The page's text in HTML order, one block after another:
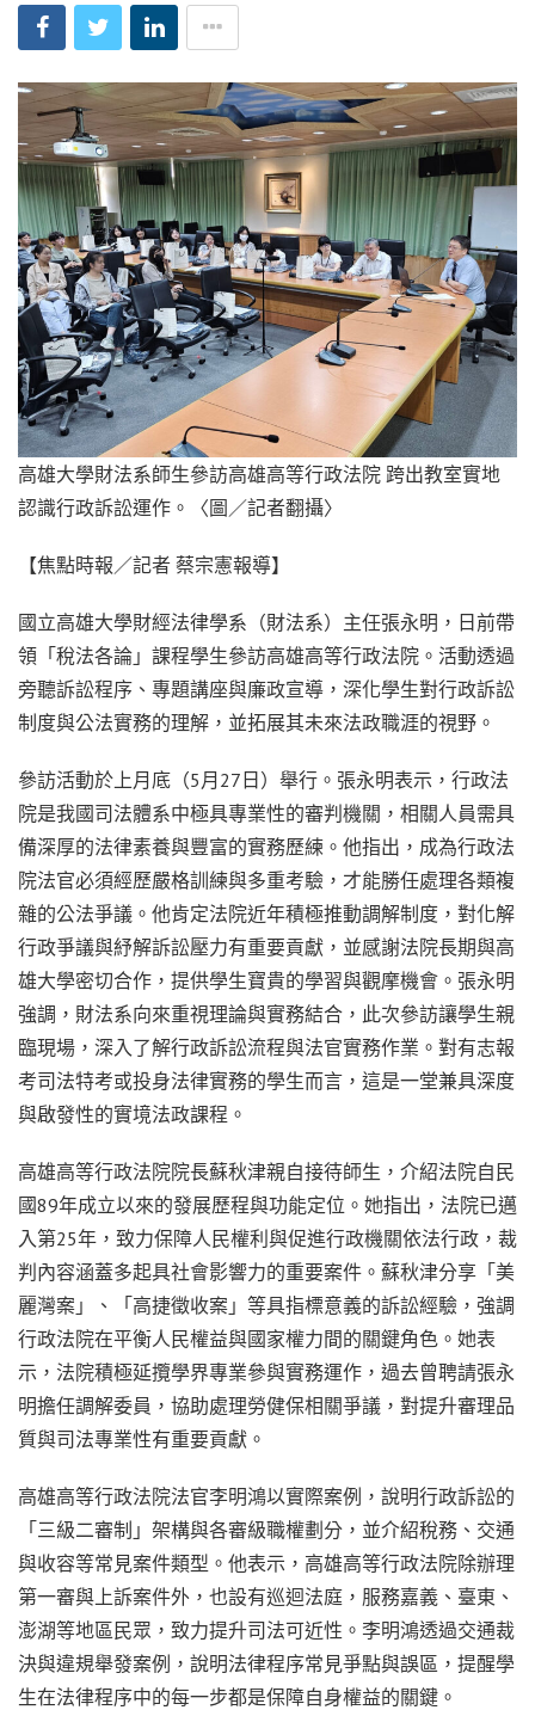
高雄大學財法系師生參訪高雄高等行政法院 跨出教室實地
認識行政訴訟運作。〈圖／記者翻攝〉
【焦點時報／記者 蔡宗憲報導】
國立高雄大學財經法律學系（財法系）主任張永明，日前帶
領「稅法各論」課程學生參訪高雄高等行政法院。活動透過
旁聽訴訟程序、專題講座與廉政宣導，深化學生對行政訴訟
制度與公法實務的理解，並拓展其未來法政職涯的視野。
參訪活動於上月底（5月27日）舉行。張永明表示，行政法
院是我國司法體系中極具專業性的審判機關，相關人員需具
備深厚的法律素養與豐富的實務歷練。他指出，成為行政法
院法官必須經歷嚴格訓練與多重考驗，才能勝任處理各類複
雜的公法爭議。他肯定法院近年積極推動調解制度，對化解
行政爭議與紓解訴訟壓力有重要貢獻，並感謝法院長期與高
雄大學密切合作，提供學生寶貴的學習與觀摩機會。張永明
強調，財法系向來重視理論與實務結合，此次參訪讓學生親
臨現場，深入了解行政訴訟流程與法官實務作業。對有志報
考司法特考或投身法律實務的學生而言，這是一堂兼具深度
與啟發性的實境法政課程。
高雄高等行政法院院長蘇秋津親自接待師生，介紹法院自民
國89年成立以來的發展歷程與功能定位。她指出，法院已邁
入第25年，致力保障人民權利與促進行政機關依法行政，裁
判內容涵蓋多起具社會影響力的重要案件。蘇秋津分享「美
麗灣案」、「高捷徵收案」等具指標意義的訴訟經驗，強調
行政法院在平衡人民權益與國家權力間的關鍵角色。她表
示，法院積極延攬學界專業參與實務運作，過去曾聘請張永
明擔任調解委員，協助處理勞健保相關爭議，對提升審理品
質與司法專業性有重要貢獻。
高雄高等行政法院法官李明鴻以實際案例，說明行政訴訟的
「三級二審制」架構與各審級職權劃分，並介紹稅務、交通
與收容等常見案件類型。他表示，高雄高等行政法院除辦理
第一審與上訴案件外，也設有巡迴法庭，服務嘉義、臺東、
澎湖等地區民眾，致力提升司法可近性。李明鴻透過交通裁
決與違規舉發案例，說明法律程序常見爭點與誤區，提醒學
生在法律程序中的每一步都是保障自身權益的關鍵。